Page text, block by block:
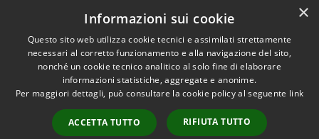
RSS
Accessibilità
Privacy
Cookie
Mappa del sito
Webmail
Copyright © 2026 • Comune di
Treviglio • Powered by
Municipium•Accesso
redazione
×
Informazioni sui cookie
Questo sito web utilizza cookie tecnici e assimilati strettamente
necessari al corretto funzionamento e alla navigazione del sito,
nonché un cookie tecnico analitico al solo fine di elaborare
informazioni statistiche, aggregate e anonime.
Per maggiori dettagli, può consultare la cookie policy al seguente link
ACCETTA TUTTO RIFIUTA TUTTO